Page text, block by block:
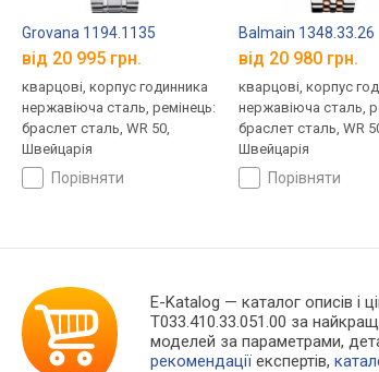
Grovana 1194.1135
від 20 995 грн.
кварцові, корпус годинника
нержавіюча сталь, ремінець:
браслет сталь, WR 50,
Швейцарія
порівняти
Balmain 1348.33.26
від 20 980 грн.
кварцові, корпус
нержавіюча сталь,
браслет сталь, WR
Швейцарія
порівняти
E-Katalog — каталог описів і
T033.410.33.051.00 за
моделей за параметрами,
рекомендації експертів,